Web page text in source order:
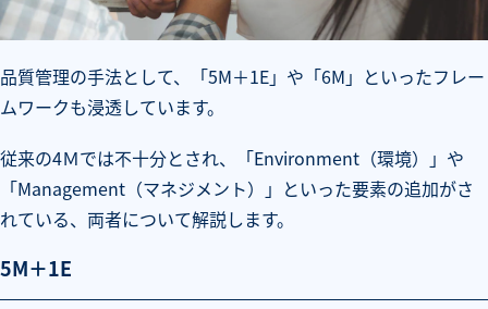
品質管理の手法として、「5M＋1E」や「6M」といったフレー
ムワークも浸透しています。
従来の4Ｍでは不十分とされ、「Environment（環境）」や
「Management（マネジメント）」といった要素の追加がさ
れている、両者について解説します。
5M＋1E